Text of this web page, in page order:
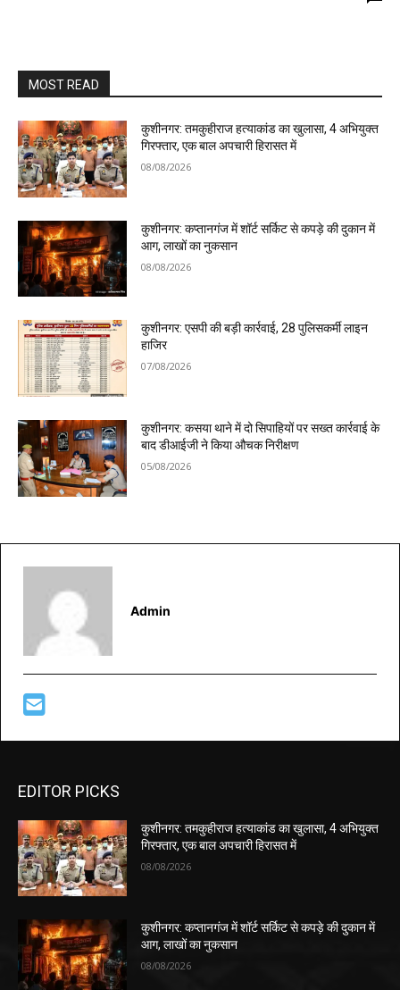
MOST READ
कुशीनगर: तमकुहीराज हत्याकांड का खुलासा, 4 अभियुक्त
गिरफ्तार, एक बाल अपचारी हिरासत में
08/08/2026
कुशीनगर: कप्तानगंज में शॉर्ट सर्किट से कपड़े की दुकान में
आग, लाखों का नुकसान
08/08/2026
कुशीनगर: एसपी की बड़ी कार्रवाई, 28 पुलिसकर्मी लाइन
हाजिर
07/08/2026
कुशीनगर: कसया थाने में दो सिपाहियों पर सख्त कार्रवाई के
बाद डीआईजी ने किया औचक निरीक्षण
05/08/2026
Admin
EDITOR PICKS
कुशीनगर: तमकुहीराज हत्याकांड का खुलासा, 4 अभियुक्त
गिरफ्तार, एक बाल अपचारी हिरासत में
08/08/2026
कुशीनगर: कप्तानगंज में शॉर्ट सर्किट से कपड़े की दुकान में
आग, लाखों का नुकसान
08/08/2026